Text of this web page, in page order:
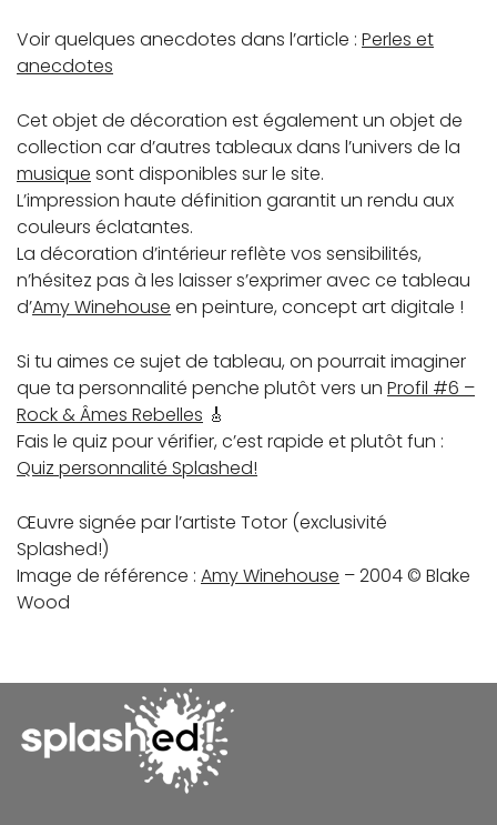
Voir quelques anecdotes dans l’article : Perles et
anecdotes
Cet objet de décoration est également un objet de
collection car d’autres tableaux dans l’univers de la
musique sont disponibles sur le site.
L’impression haute définition garantit un rendu aux
couleurs éclatantes.
La décoration d’intérieur reflète vos sensibilités,
n’hésitez pas à les laisser s’exprimer avec ce tableau
d’Amy Winehouse en peinture, concept art digitale !
Si tu aimes ce sujet de tableau, on pourrait imaginer
que ta personnalité penche plutôt vers un Profil #6 –
Rock & Âmes Rebelles 🎸
Fais le quiz pour vérifier, c’est rapide et plutôt fun :
Quiz personnalité Splashed!
Œuvre signée par l’artiste Totor (exclusivité
Splashed!)
Image de référence : Amy Winehouse – 2004 © Blake
Wood